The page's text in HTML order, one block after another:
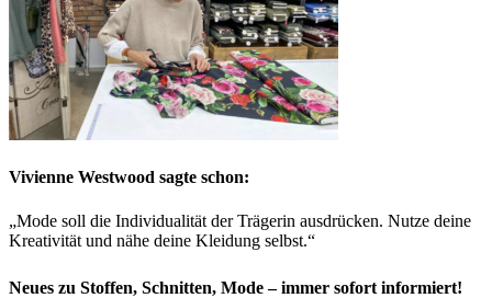
Vivienne Westwood sagte schon:
„Mode soll die Individualität der Trägerin ausdrücken. Nutze deine
Kreativität und nähe deine Kleidung selbst.“
Neues zu Stoffen, Schnitten, Mode – immer sofort informiert!